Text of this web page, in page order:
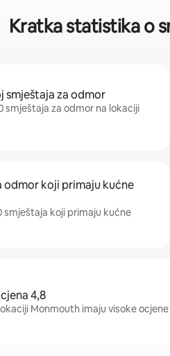
Kratka statistika o
smještaja za odmor
smještaja za odmor na lokaciji
odmor koji primaju kućne
smještaja koji primaju kućne
4,8
Monmouth imaju visoke